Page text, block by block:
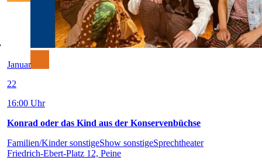
Januar
22
16:00 Uhr
Konrad oder das Kind aus der Konservenbüchse
Familien/Kinder sonstigeShow sonstigeSprechtheater
Friedrich-Ebert-Platz 12, Peine